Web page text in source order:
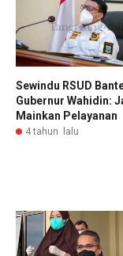
Sewindu RSUD
Gubernur Wahidin:
Mainkan Pelayanan
4 tahun lalu